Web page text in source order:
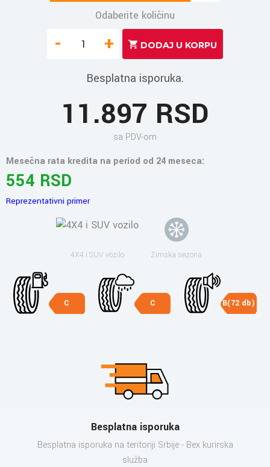
Odaberite količinu
- +
Besplatna isporuka.
11.897 RSD
sa PDV-om
Mesečna rata kredita na period od 24 meseca:
554 RSD
Reprezentativni primer
4X4 i SUV vozilo Zimska sezona
C C B(72 db)
Besplatna isporuka
Besplatna isporuka na teritoriji Srbije - Bex kurirska
služba